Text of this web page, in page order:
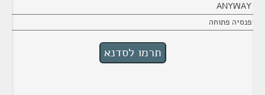
ANYWAY
פנסיה פתוחה